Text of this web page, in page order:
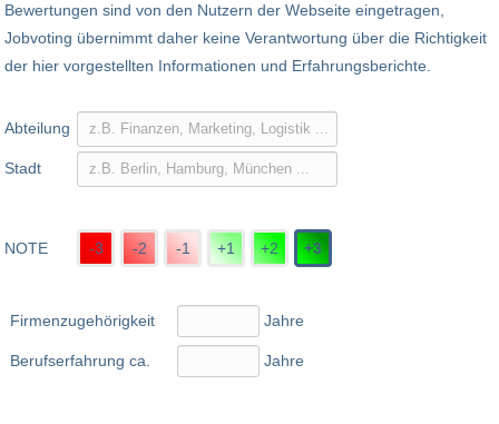
Bewertungen sind von den Nutzern der Webseite eingetragen,
Jobvoting übernimmt daher keine Verantwortung über die Richtigkeit
der hier vorgestellten Informationen und Erfahrungsberichte.
Abteilung
Stadt
NOTE -3 -2 -1 +1 +2 +3
Firmenzugehörigkeit
Berufserfahrung ca.
Jahre
Jahre